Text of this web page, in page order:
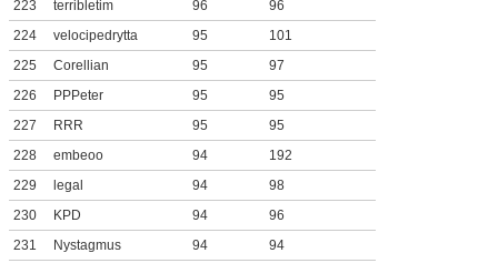
223
terribletim 96
96
224
velocipedrytta 95
101
225
Corellian 95
97
226
PPPeter 95
95
227
RRR 95
95
228
embeoo 94
192
229
legal 94
98
230
KPD 94
96
231
Nystagmus 94
94